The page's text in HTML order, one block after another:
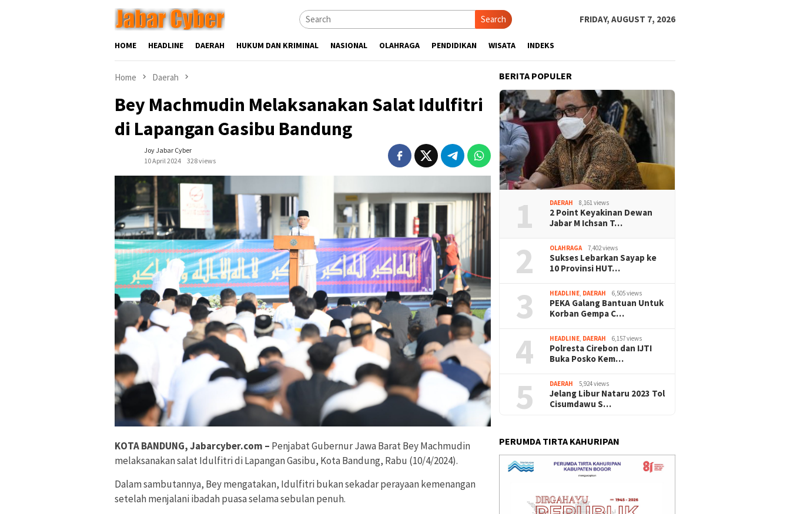
Search FRIDAY, AUGUST 7, 2026
HOME HEADLINE DAERAH HUKUM DAN KRIMINAL NASIONAL OLAHRAGA PENDIDIKAN WISATA INDEKS
Home Daerah
Bey Machmudin Melaksanakan Salat Idulfitri
di Lapangan Gasibu Bandung
Joy Jabar Cyber
10 April 2024
328 views
KOTA BANDUNG, Jabarcyber.com – Penjabat Gubernur Jawa Barat Bey Machmudin
melaksanakan salat Idulfitri di Lapangan Gasibu, Kota Bandung, Rabu (10/4/2024).
Dalam sambutannya, Bey mengatakan, Idulfitri bukan sekadar perayaan kemenangan
setelah menjalani ibadah puasa selama sebulan penuh.
BERITA POPULER
1 DAERAH 8,161 views
2 Point Keyakinan Dewan
Jabar M Ichsan T…
2 OLAHRAGA 7,402 views
Sukses Lebarkan Sayap ke
10 Provinsi HUT…
3 HEADLINE DAERAH 6,505 views
PEKA Galang Bantuan Untuk
Korban Gempa C…
4 HEADLINE DAERAH 6,157 views
Polresta Cirebon dan IJTI
Buka Posko Kem…
5 DAERAH 5,924 views
Jelang Libur Nataru 2023 Tol
Cisumdawu S…
PERUMDA TIRTA KAHURIPAN